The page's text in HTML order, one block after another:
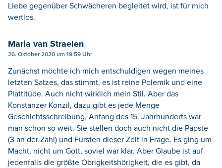
Liebe gegenüber Schwächeren begleitet wird, ist für mich
wertlos.
Maria van Straelen
26. Oktober 2020 um 19:59 Uhr
Zunächst möchte ich mich entschuldigen wegen meines
letzten Satzes, das stimmt, es ist reine Polemik und eine
Plattitüde. Auch nicht wirklich mein Stil. Aber das
Konstanzer Konzil, dazu gibt es jede Menge
Geschichtsschreibung, Anfang des 15. Jahrhunderts war
man schon so weit. Sie stellen doch auch nicht die Päpste
(3 an der Zahl) und Fürsten dieser Zeit in Frage. Es ging um
Macht, nicht um Gott, soviel war klar. Aber Glaube ist auf
jedenfalls die größte Obrigkeitshörigkeit, die es gibt, da